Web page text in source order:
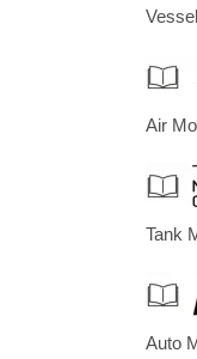
Air
Tank
Auto